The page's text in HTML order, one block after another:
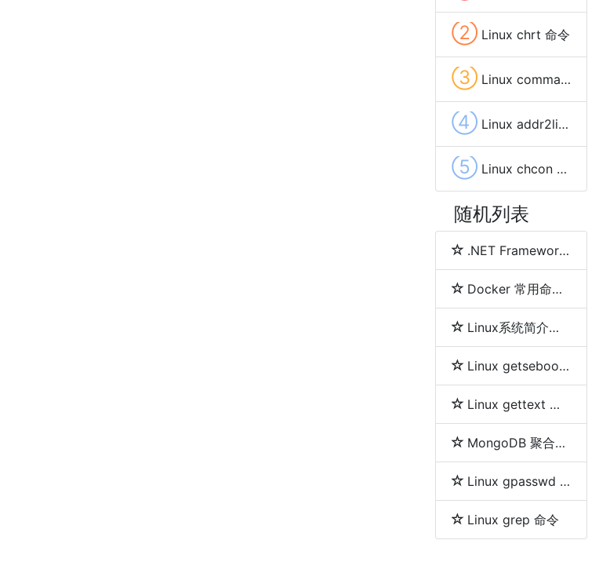
② Linux chrt 命令
③ Linux command 命令
④ Linux addr2line 命令
⑤ Linux chcon 命令
随机列表
.NET Framework、.NET Core、.NET 5、.NET 6和.NET 7 简介及区别
Docker 常用命令详解
Linux系统简介及各发行版之间区别
Linux getsebool 命令
Linux gettext 命令
MongoDB 聚合分组等及删除重复数据的方法
Linux gpasswd 命令
Linux grep 命令